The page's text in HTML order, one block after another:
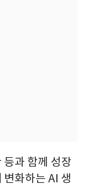
과 함께 성장
화하는 AI 생